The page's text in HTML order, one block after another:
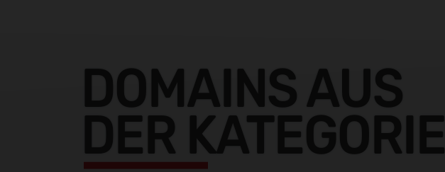
DOMAINS AUS
DER KATEGORIE